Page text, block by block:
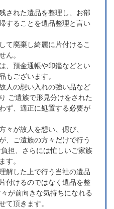
された遺品を整理し、お部
することを遺品整理と言い
て廃棄し綺麗に片付けるこ
ん。
、預金通帳や印鑑などとい
もございます。
人の想い入れの強い品など
ご遺族で形見分けをされた
ず、適正に処置する必要が
が故人を想い、偲び、
、ご遺族の方々だけで行う
担、さらには忙しいご家族
す。
解した上で行う当社の遺品
付けるのではなく遺品を整
が前向きな気持ちになれる
て頂きます。